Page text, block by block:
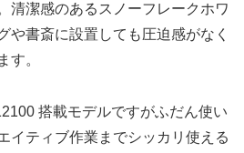
清潔感のあるスノーフレークホワ
や書斎に設置しても圧迫感がなく
す。
搭載モデルですがふだん使い
イティブ作業までシッカリ使える